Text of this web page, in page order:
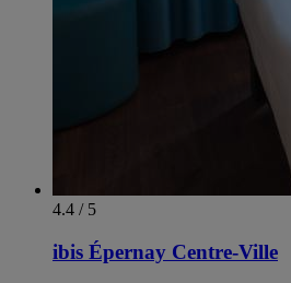
4.4 / 5
ibis Épernay Centre-Ville